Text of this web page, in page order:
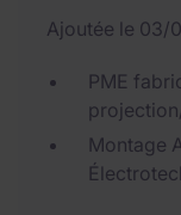
Ajoutée le 03/
PME
Montage